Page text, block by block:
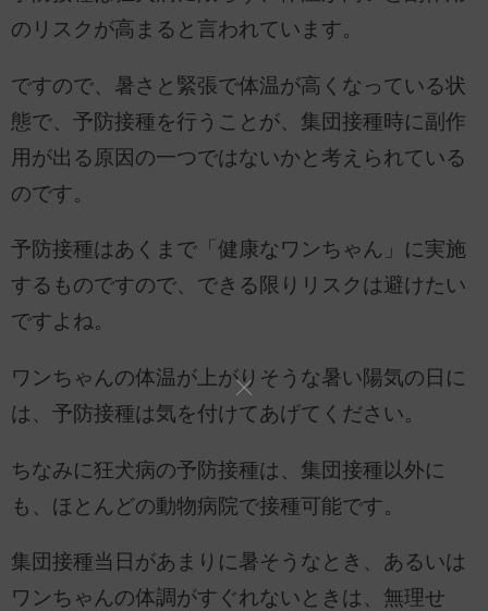
のリスクが高まると言われています。
ですので、暑さと緊張で体温が高くなっている状
態で、予防接種を行うことが、集団接種時に副作
用が出る原因の一つではないかと考えられている
のです。
予防接種はあくまで「健康なワンちゃん」に実施
するものですので、できる限りリスクは避けたい
ですよね。
ワンちゃんの体温が上がりそうな暑い陽気の日に
は、予防接種は気を付けてあげてください。
ちなみに狂犬病の予防接種は、集団接種以外に
も、ほとんどの動物病院で接種可能です。
集団接種当日があまりに暑そうなとき、あるいは
ワンちゃんの体調がすぐれないときは、無理せ